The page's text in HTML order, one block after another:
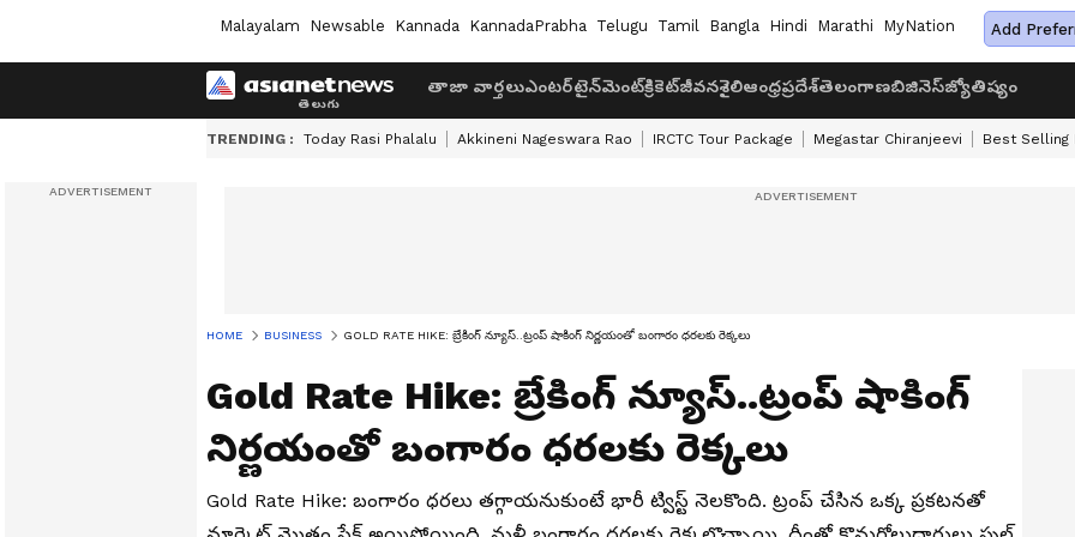
Malayalam Newsable Kannada KannadaPrabha Telugu Tamil Bangla Hindi Marathi MyNation Add
తాజా వార్తలుఎంటర్‌టైన్‌మెంట్క్రికెట్జీవనశైలిఆంధ్రప్రదేశ్తెలంగాణబిజినెస్జ్యోతిష్యం
TRENDING : Today Rasi Phalalu Akkineni Nageswara Rao IRCTC Tour Package Megastar Chiranjeevi Best Selling
HOME BUSINESS GOLD RATE HIKE: బ్రేకింగ్ న్యూస్..ట్రంప్ షాకింగ్ నిర్ణయంతో బంగారం ధరలకు రెక్కలు
Gold Rate Hike: బ్రేకింగ్ న్యూస్..ట్రంప్ షాకింగ్
నిర్ణయంతో బంగారం ధరలకు రెక్కలు
Gold Rate Hike: బంగారం ధరలు తగ్గాయనుకుంటే భారీ ట్విస్ట్ నెలకొంది. ట్రంప్ చేసిన ఒక్క ప్రకటనతో